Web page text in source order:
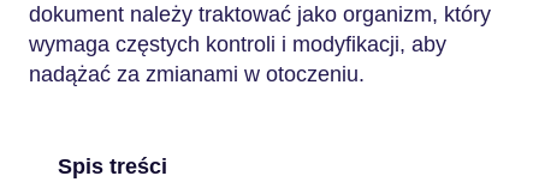
dokument należy traktować jako organizm, który
wymaga częstych kontroli i modyfikacji, aby
nadążać za zmianami w otoczeniu.
Spis treści